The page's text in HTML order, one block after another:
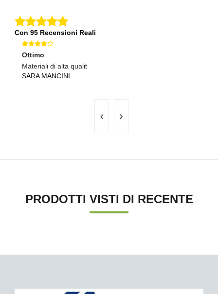
Con 95 Recensioni Reali
Ottimo
Materiali di alta qualit
SARA MANCINI
PRODOTTI VISTI DI RECENTE